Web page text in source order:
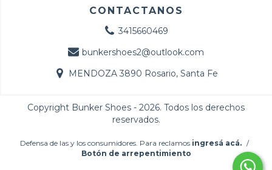
CONTACTANOS
3415660469
bunkershoes2@outlook.com
MENDOZA 3890 Rosario, Santa Fe
Copyright Bunker Shoes - 2026. Todos los derechos
reservados.
Defensa de las y los consumidores. Para reclamos ingresá acá. /
Botón de arrepentimiento